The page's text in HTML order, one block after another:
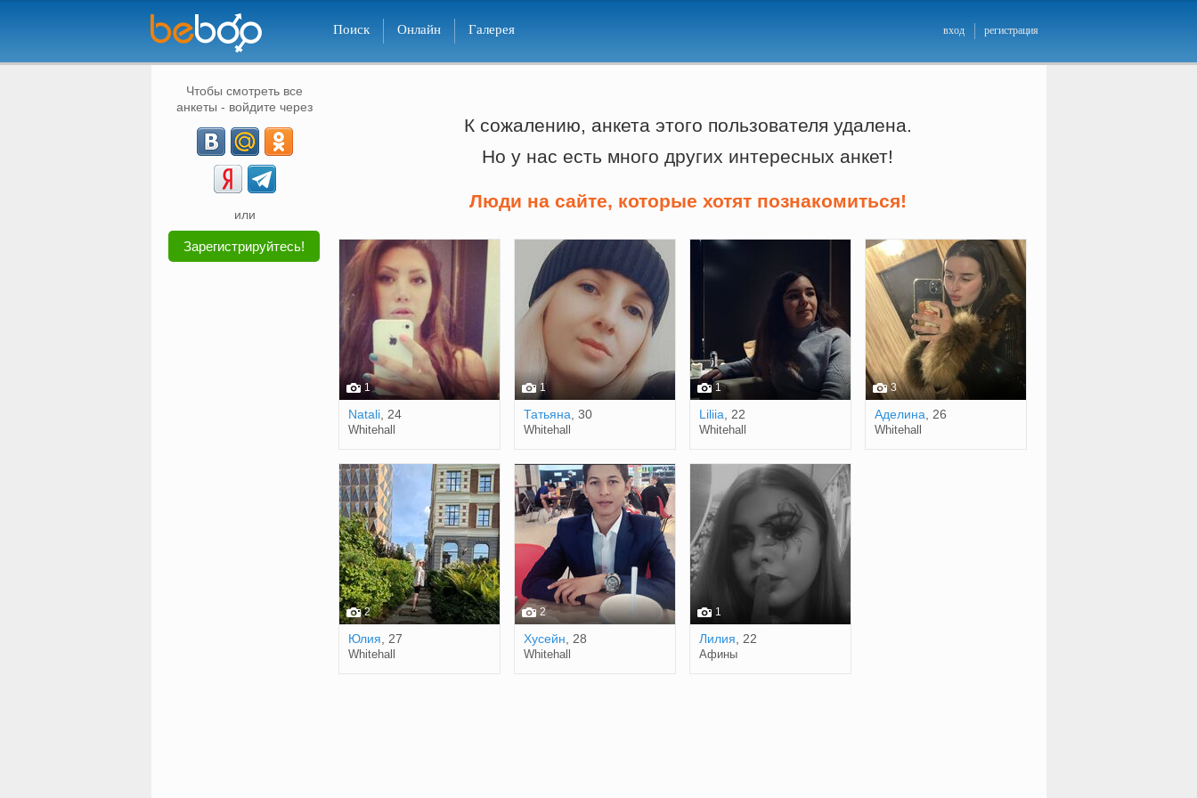
Поиск Онлайн Галерея вход регистрация
Чтобы смотреть все
анкеты - войдите через
или
Зарегистрируйтесь!
К сожалению, анкета этого пользователя удалена.
Но у нас есть много других интересных анкет!
Люди на сайте, которые хотят познакомиться!
1
Natali, 24
Whitehall
1
Татьяна , 30
Whitehall
1
Liliia , 22
Whitehall
3
Аделина , 26
Whitehall
2
Юлия , 27
Whitehall
2
Хусейн , 28
Whitehall
1
Лилия , 22
Афины